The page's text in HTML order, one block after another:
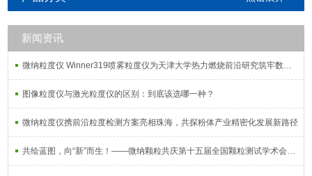
新闻资讯
微纳粒度仪 Winner319喷雾粒度仪为天津大学热力燃烧前沿研究筑牢数据根基
图像粒度仪与激光粒度仪的区别：到底该选哪一种？
微纳粒度仪携前沿粒度检测方案亮相珠海，共探粉体产业精密化发展新路径
共绘蓝图，向“新”而生！——微纳颗粒共庆第十五届全国颗粒测试学术会议暨2025全国粉体测试技术应用研讨会